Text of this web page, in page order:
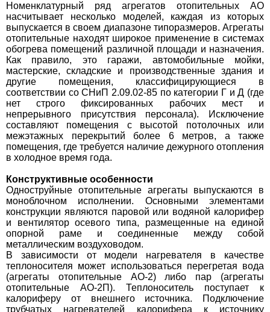
Номенклатурный ряд агрегатов отопительных АО
насчитывает несколько моделей, каждая из которых
выпускается в своем диапазоне типоразмеров. Агрегаты
отопительные находят широкое применение в системах
обогрева помещений различной площади и назначения.
Как правило, это гаражи, автомобильные мойки,
мастерские, складские и производственные здания и
другие помещения, классифицирующиеся в
соответствии со СНиП 2.09.02-85 по категории Г и Д (где
нет строго фиксированных рабочих мест и
непрерывного присутствия персонала). Исключение
составляют помещения с высотой потолочных или
межэтажных перекрытий более 6 метров, а также
помещения, где требуется наличие дежурного отопления
в холодное время года.
Конструктивные особенности
Одноструйные отопительные агрегаты выпускаются в
моноблочном исполнении. Основными элементами
конструкции являются паровой или водяной калорифер
и вентилятор осевого типа, размещенные на единой
опорной раме и соединенные между собой
металлическим воздуховодом.
В зависимости от модели нагревателя в качестве
теплоносителя может использоваться перегретая вода
(агрегаты отопительные АО-2) либо пар (агрегаты
отопительные АО-2П). Теплоноситель поступает к
калориферу от внешнего источника. Подключение
трубчатых нагревателей калорифера к источнику